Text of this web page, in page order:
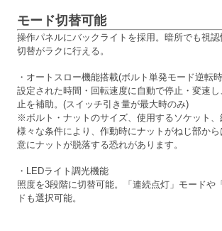
モード切替可能
操作パネルにバックライトを採用。暗所でも視
切替がラクに行える。
・オートスロー機能搭載(ボルト単発モード逆転
設定された時間・回転速度に自動で停止・変速
止を補助。(スイッチ引き量が最大時のみ)
※ボルト・ナットのサイズ、使用するソケット
様々な条件により、作動時にナットがねじ部か
意にナットが脱落する恐れがあります。
・LEDライト調光機能
照度を3段階に切替可能。「連続点灯」モードや
ドも選択可能。